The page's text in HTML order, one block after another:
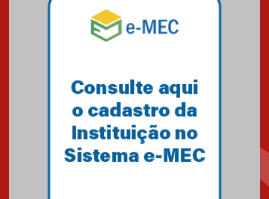
Equipe de saltos ornamentais
do Mackenzie Brasília
Gravação do projeto “Mais de
31 mil vozes com a Palavra” é
realizado no Colégio
Mackenzie Brasília
25.10.2024